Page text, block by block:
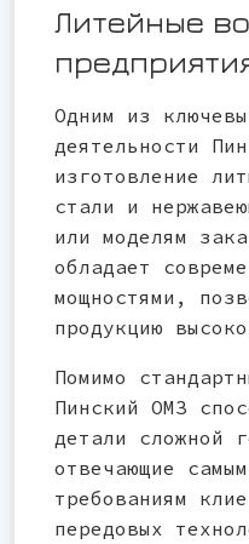
Литейные
Одним из
деятельности
изготовление
стали и
или моделям
обладает
мощностями,
продукцию
Помимо
Пинский ОМЗ
детали сложной
отвечающие
требованиям
передовых